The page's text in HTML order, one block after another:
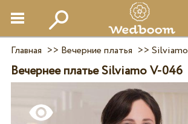
Главная >> Вечерние платья >> Silviamo
Вечернее платье Silviamo V-046